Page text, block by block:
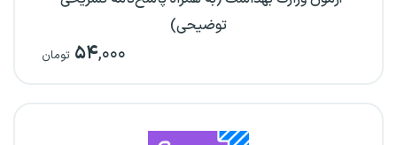
توضیحی)
۵۴,۰۰۰ تومان